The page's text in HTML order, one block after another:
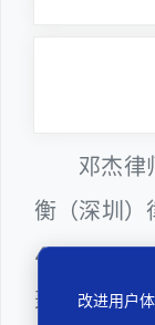
邓杰律
衡（深圳）
兼任深圳市
改进用户